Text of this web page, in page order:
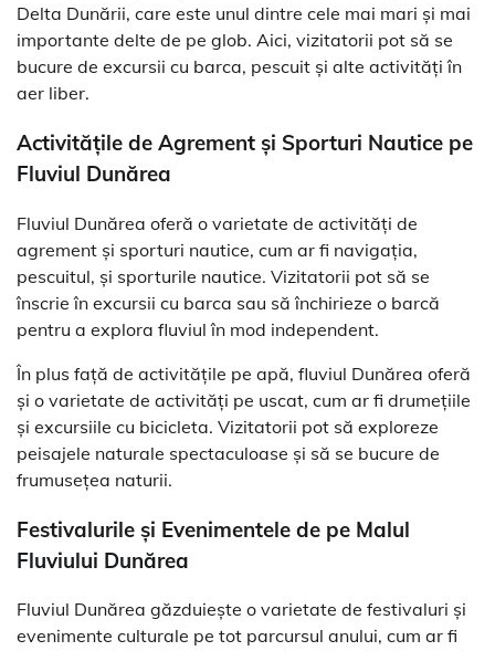
Delta Dunării, care este unul dintre cele mai mari și mai
importante delte de pe glob. Aici, vizitatorii pot să se
bucure de excursii cu barca, pescuit și alte activități în
aer liber.
Activitățile de Agrement și Sporturi Nautice pe
Fluviul Dunărea
Fluviul Dunărea oferă o varietate de activități de
agrement și sporturi nautice, cum ar fi navigația,
pescuitul, și sporturile nautice. Vizitatorii pot să se
înscrie în excursii cu barca sau să închirieze o barcă
pentru a explora fluviul în mod independent.
În plus față de activitățile pe apă, fluviul Dunărea oferă
și o varietate de activități pe uscat, cum ar fi drumețiile
și excursiile cu bicicleta. Vizitatorii pot să exploreze
peisajele naturale spectaculoase și să se bucure de
frumusețea naturii.
Festivalurile și Evenimentele de pe Malul
Fluviului Dunărea
Fluviul Dunărea găzduiește o varietate de festivaluri și
evenimente culturale pe tot parcursul anului, cum ar fi